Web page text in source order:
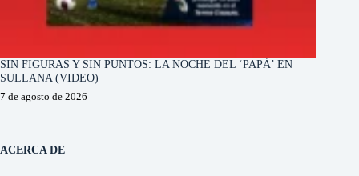
SIN FIGURAS Y SIN PUNTOS: LA NOCHE DEL ‘PAPÁ’ EN
SULLANA (VIDEO)
7 de agosto de 2026
ACERCA DE